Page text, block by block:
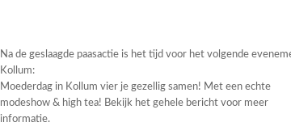
Na de geslaagde paasactie is het tijd voor het volgende
Kollum:
Moederdag in Kollum vier je gezellig samen! Met een echte
modeshow & high tea! Bekijk het gehele bericht voor meer
informatie.